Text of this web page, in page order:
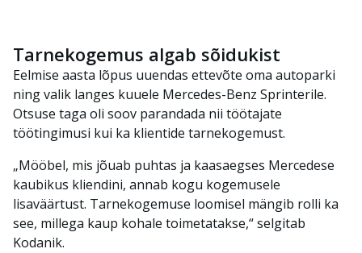
Tarnekogemus algab sõidukist
Eelmise aasta lõpus uuendas ettevõte oma autoparki
ning valik langes kuuele Mercedes-Benz Sprinterile.
Otsuse taga oli soov parandada nii töötajate
töötingimusi kui ka klientide tarnekogemust.
„Mööbel, mis jõuab puhtas ja kaasaegses Mercedese
kaubikus kliendini, annab kogu kogemusele
lisaväärtust. Tarnekogemuse loomisel mängib rolli ka
see, millega kaup kohale toimetatakse,“ selgitab
Kodanik.